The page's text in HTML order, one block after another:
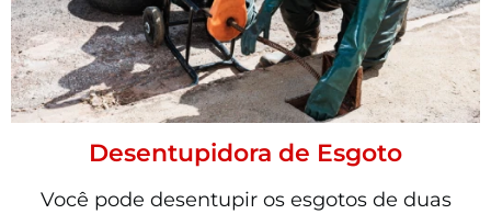
Desentupidora de Esgoto
Você pode desentupir os esgotos de duas